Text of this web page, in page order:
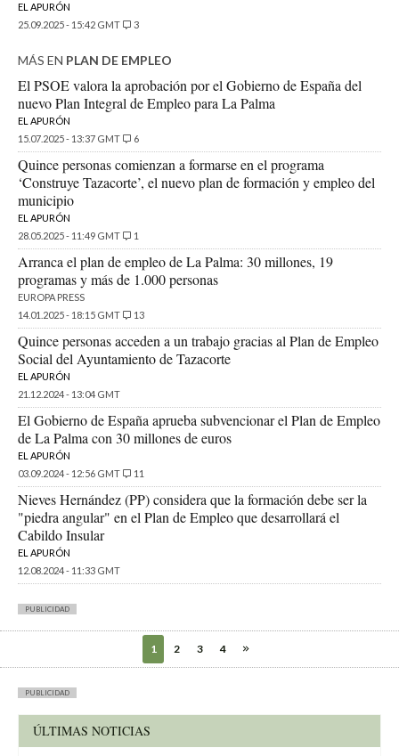
EL APURÓN
25.09.2025 - 15:42 GMT
3
MÁS EN PLAN DE EMPLEO
El PSOE valora la aprobación por el Gobierno de España del
nuevo Plan Integral de Empleo para La Palma
EL APURÓN
15.07.2025 - 13:37 GMT
6
Quince personas comienzan a formarse en el programa
‘Construye Tazacorte’, el nuevo plan de formación y empleo del
municipio
EL APURÓN
28.05.2025 - 11:49 GMT
1
Arranca el plan de empleo de La Palma: 30 millones, 19
programas y más de 1.000 personas
EUROPA PRESS
14.01.2025 - 18:15 GMT
13
Quince personas acceden a un trabajo gracias al Plan de Empleo
Social del Ayuntamiento de Tazacorte
EL APURÓN
21.12.2024 - 13:04 GMT
El Gobierno de España aprueba subvencionar el Plan de Empleo
de La Palma con 30 millones de euros
EL APURÓN
03.09.2024 - 12:56 GMT
11
Nieves Hernández (PP) considera que la formación debe ser la
"piedra angular" en el Plan de Empleo que desarrollará el
Cabildo Insular
EL APURÓN
12.08.2024 - 11:33 GMT
PUBLICIDAD
1 2 3 4
PUBLICIDAD
ÚLTIMAS NOTICIAS